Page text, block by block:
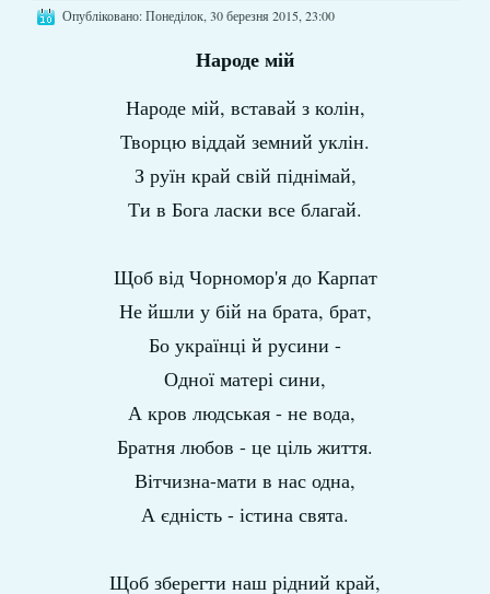
Опубліковано: Понеділок, 30 березня 2015, 23:00
Народе мій
Народе мій, вставай з колін,
Творцю віддай земний уклін.
З руїн край свій піднімай,
Ти в Бога ласки все благай.
Щоб від Чорномор'я до Карпат
Не йшли у бій на брата, брат,
Бо українці й русини -
Одної матері сини,
А кров людськая - не вода,
Братня любов - це ціль життя.
Вітчизна-мати в нас одна,
А єдність - істина свята.
Щоб зберегти наш рідний край,